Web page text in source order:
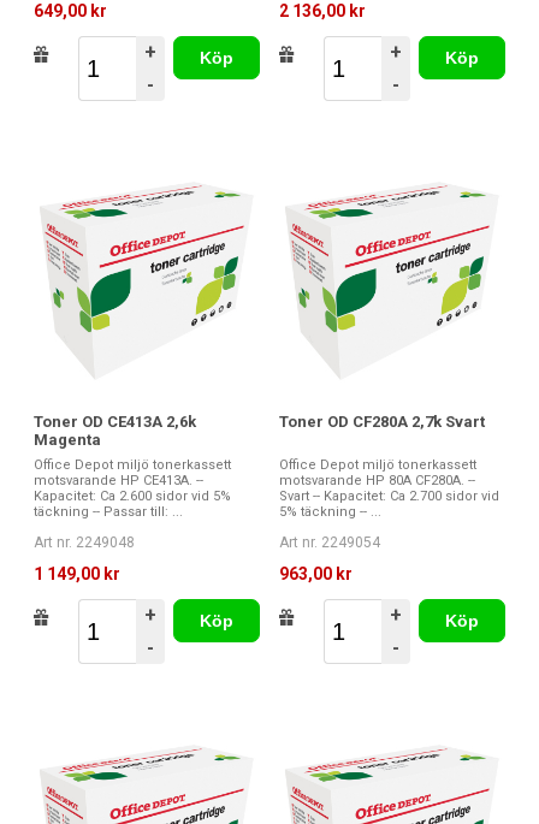
649,00 kr
+
-
Köp
2 136,00 kr
+
-
Köp
Toner OD CE413A 2,6k
Magenta
Office Depot miljö tonerkassett
motsvarande HP CE413A. --
Kapacitet: Ca 2.600 sidor vid 5%
täckning -- Passar till: ...
Art nr. 2249048
1 149,00 kr
+
-
Köp
Toner OD CF280A 2,7k Svart
Office Depot miljö tonerkassett
motsvarande HP 80A CF280A. --
Svart -- Kapacitet: Ca 2.700 sidor vid
5% täckning -- ...
Art nr. 2249054
963,00 kr
+
-
Köp